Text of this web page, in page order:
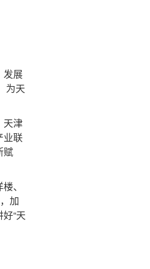
发展
为天
天津
业联
赋
、
加
“天